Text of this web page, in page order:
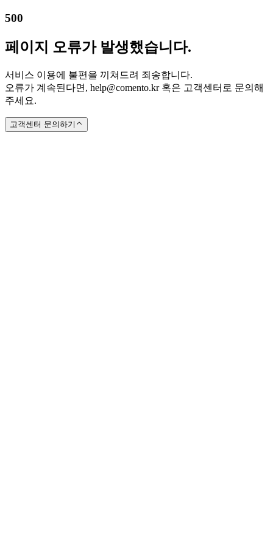
500
페이지 오류가 발생했습니다.
서비스 이용에 불편을 끼쳐드려 죄송합니다.
오류가 계속된다면, help@comento.kr 혹은 고객센터로 문의해
주세요.
고객센터 문의하기